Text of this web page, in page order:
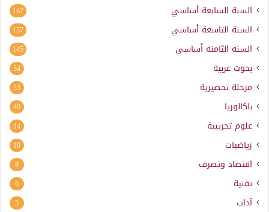
السنة السابعة أساسي 167
السنة التاسعة أساسي 157
السنة الثامنة أساسي 145
بحوث عربية 54
مرحلة تحضيرية 33
باكالوريا 49
علوم تجريبية 14
رياضيات 10
اقتصاد وتصرف 8
تقنية 6
آداب 5